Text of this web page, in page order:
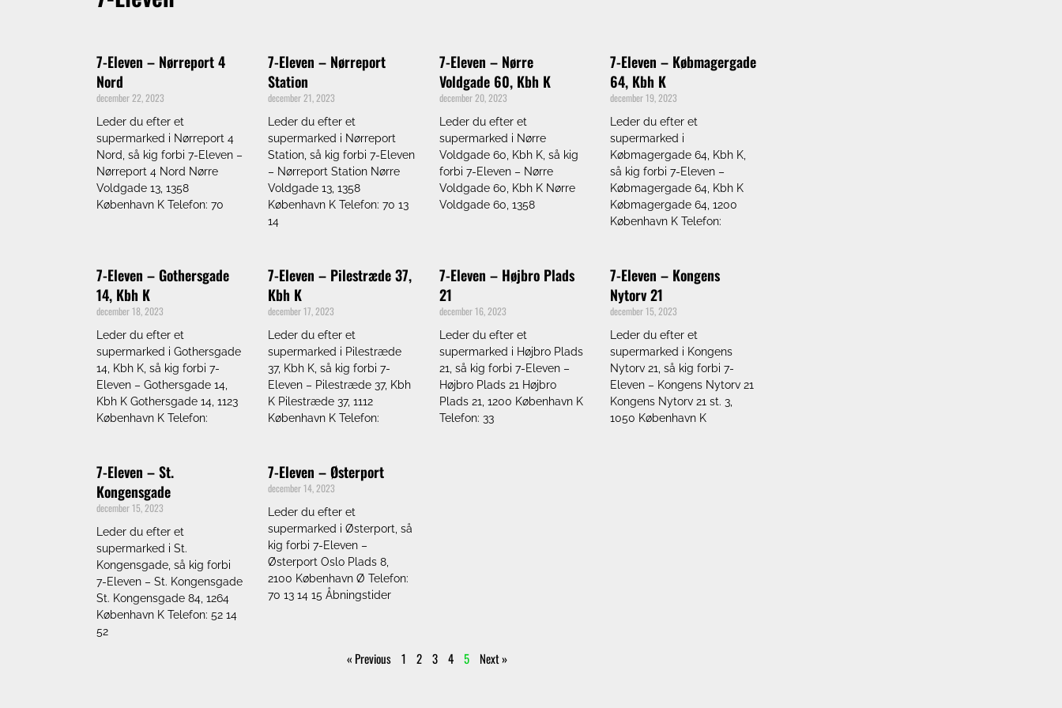
7-Eleven – Nørreport 4
Nord
december 22, 2023
Leder du efter et
supermarked i Nørreport 4
Nord, så kig forbi 7-Eleven –
Nørreport 4 Nord Nørre
Voldgade 13, 1358
København K Telefon: 70
7-Eleven – Nørreport
Station
december 21, 2023
Leder du efter et
supermarked i Nørreport
Station, så kig forbi 7-Eleven
– Nørreport Station Nørre
Voldgade 13, 1358
København K Telefon: 70 13
14
7-Eleven – Nørre
Voldgade 60, Kbh K
december 20, 2023
Leder du efter et
supermarked i Nørre
Voldgade 60, Kbh K, så kig
forbi 7-Eleven – Nørre
Voldgade 60, Kbh K Nørre
Voldgade 60, 1358
7-Eleven – Købmagergade
64, Kbh K
december 19, 2023
Leder du efter et
supermarked i
Købmagergade 64, Kbh K,
så kig forbi 7-Eleven –
Købmagergade 64, Kbh K
Købmagergade 64, 1200
København K Telefon:
7-Eleven – Gothersgade
14, Kbh K
december 18, 2023
Leder du efter et
supermarked i Gothersgade
14, Kbh K, så kig forbi 7-
Eleven – Gothersgade 14,
Kbh K Gothersgade 14, 1123
København K Telefon:
7-Eleven – Pilestræde 37,
Kbh K
december 17, 2023
Leder du efter et
supermarked i Pilestræde
37, Kbh K, så kig forbi 7-
Eleven – Pilestræde 37, Kbh
K Pilestræde 37, 1112
København K Telefon:
7-Eleven – Højbro Plads
21
december 16, 2023
Leder du efter et
supermarked i Højbro Plads
21, så kig forbi 7-Eleven –
Højbro Plads 21 Højbro
Plads 21, 1200 København K
Telefon: 33
7-Eleven – Kongens
Nytorv 21
december 15, 2023
Leder du efter et
supermarked i Kongens
Nytorv 21, så kig forbi 7-
Eleven – Kongens Nytorv 21
Kongens Nytorv 21 st. 3,
1050 København K
7-Eleven – St.
Kongensgade
december 15, 2023
Leder du efter et
supermarked i St.
Kongensgade, så kig forbi
7-Eleven – St. Kongensgade
St. Kongensgade 84, 1264
København K Telefon: 52 14
52
7-Eleven – Østerport
december 14, 2023
Leder du efter et
supermarked i Østerport, så
kig forbi 7-Eleven –
Østerport Oslo Plads 8,
2100 København Ø Telefon:
70 13 14 15 Åbningstider
« Previous 1 2 3 4 5 Next »